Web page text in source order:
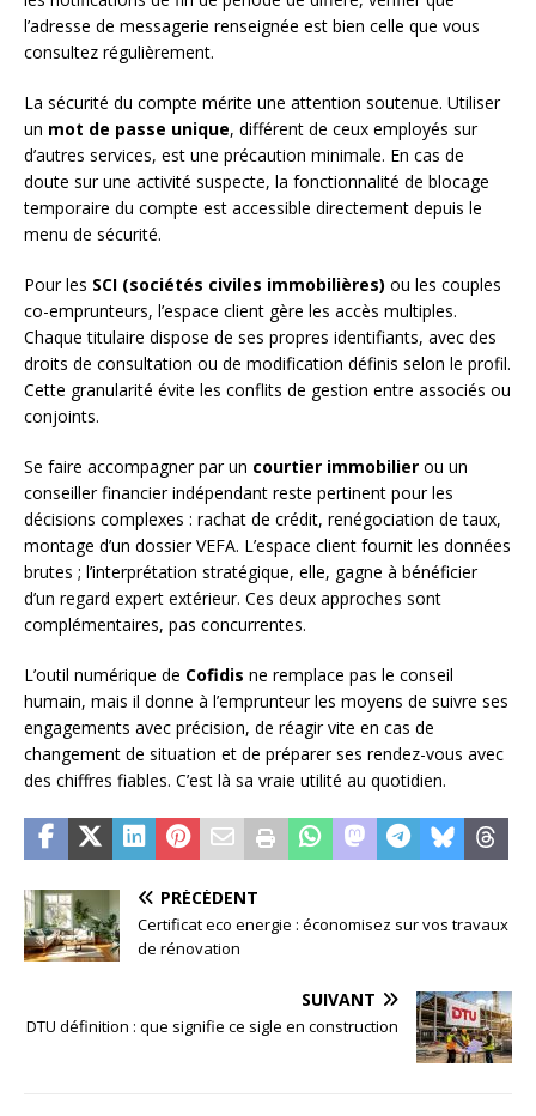
l’adresse de messagerie renseignée est bien celle que vous
consultez régulièrement.
La sécurité du compte mérite une attention soutenue. Utiliser
un mot de passe unique, différent de ceux employés sur
d’autres services, est une précaution minimale. En cas de
doute sur une activité suspecte, la fonctionnalité de blocage
temporaire du compte est accessible directement depuis le
menu de sécurité.
Pour les SCI (sociétés civiles immobilières) ou les couples
co-emprunteurs, l’espace client gère les accès multiples.
Chaque titulaire dispose de ses propres identifiants, avec des
droits de consultation ou de modification définis selon le profil.
Cette granularité évite les conflits de gestion entre associés ou
conjoints.
Se faire accompagner par un courtier immobilier ou un
conseiller financier indépendant reste pertinent pour les
décisions complexes : rachat de crédit, renégociation de taux,
montage d’un dossier VEFA. L’espace client fournit les données
brutes ; l’interprétation stratégique, elle, gagne à bénéficier
d’un regard expert extérieur. Ces deux approches sont
complémentaires, pas concurrentes.
L’outil numérique de Cofidis ne remplace pas le conseil
humain, mais il donne à l’emprunteur les moyens de suivre ses
engagements avec précision, de réagir vite en cas de
changement de situation et de préparer ses rendez-vous avec
des chiffres fiables. C’est là sa vraie utilité au quotidien.
PRÉCÉDENT
Certificat eco energie : économisez sur vos travaux
de rénovation
SUIVANT
DTU définition : que signifie ce sigle en construction